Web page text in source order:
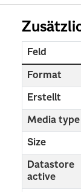
Feld
Format
Erstellt
Media type
Size
Datastore
active